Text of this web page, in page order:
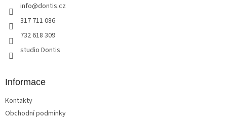
info@dontis.cz
317 711 086
732 618 309
studio Dontis
Informace
Kontakty
Obchodní podmínky